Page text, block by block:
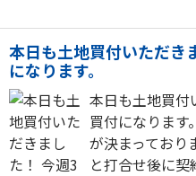
本日も土地買付いただき
になります。
本日も土地買付
買付になります
が決まっており
と打合せ後に契